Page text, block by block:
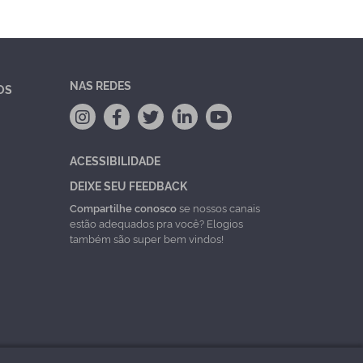
NAS REDES
ACESSIBILIDADE
DEIXE SEU FEEDBACK
Compartilhe conoscose nossos canais
estão adequados pra você? Elogios
também são super bem vindos!